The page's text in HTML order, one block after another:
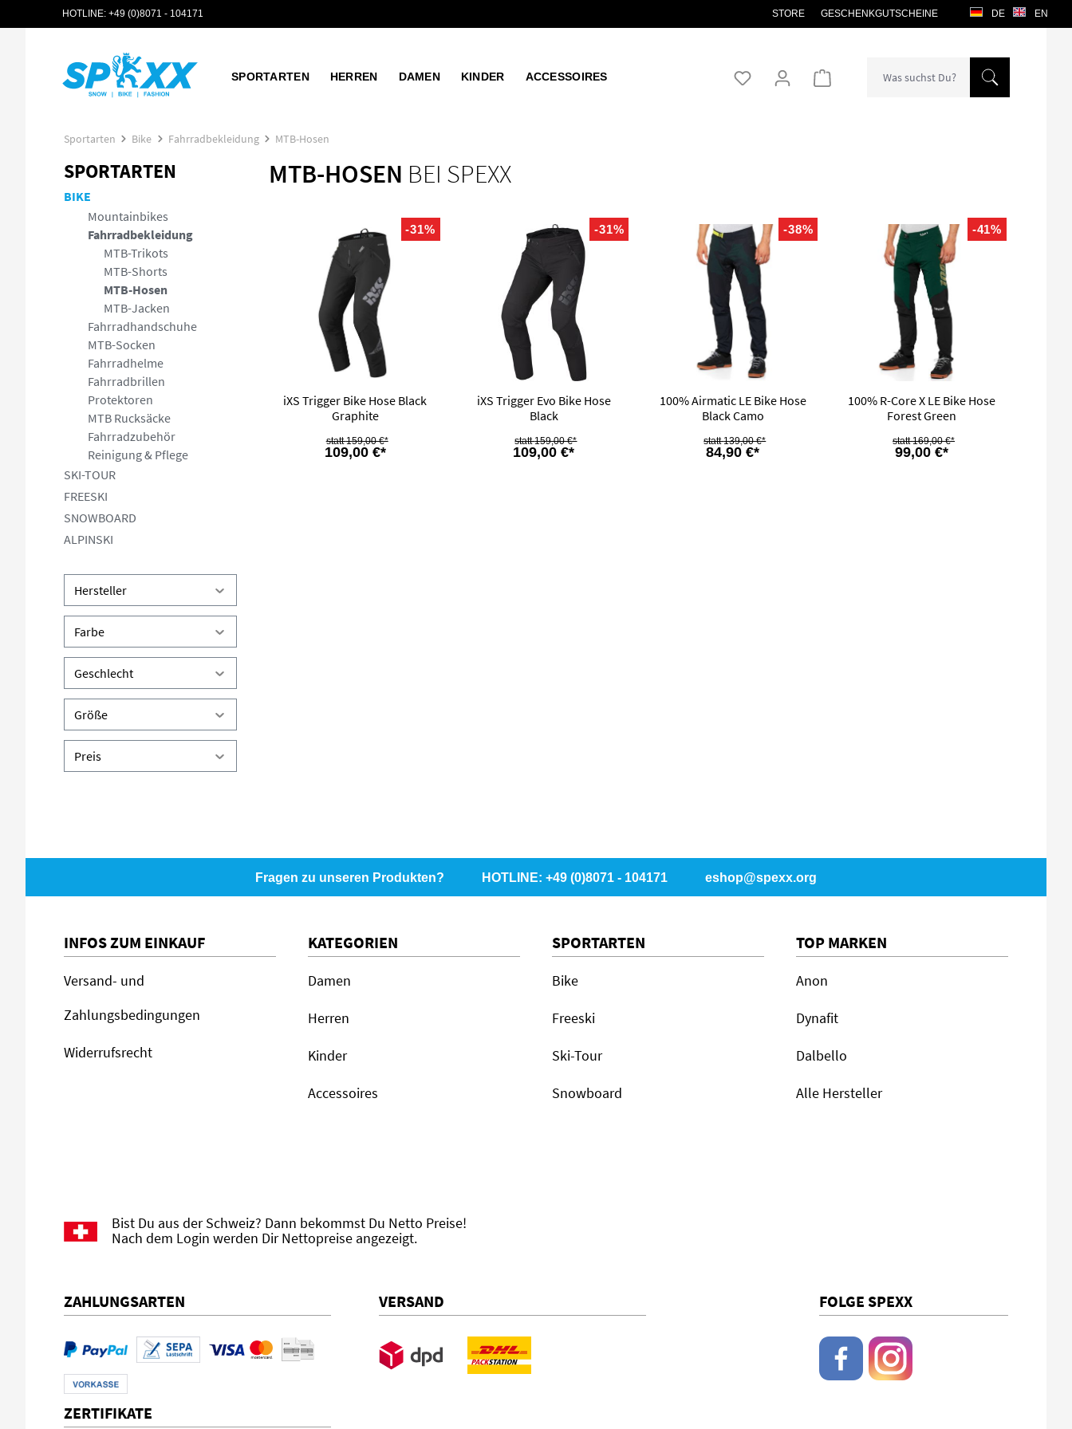
Hauptinhalt springen
Zur Suche springen
Zur Hauptnavigation springen
HOTLINE: +49 (0)8071 - 104171 DE EN
STORE GESCHENKGUTSCHEINE
Warenkorb enthält 0 Positionen. Der
SPORTARTEN HERREN DAMEN KINDER ACCESSOIRES
Sportarten Bike Fahrradbekleidung MTB-Hosen
SPORTARTEN
BIKE
Mountainbikes
Fahrradbekleidung
MTB-Trikots
MTB-Shorts
MTB-Hosen
MTB-Jacken
Fahrradhandschuhe
MTB-Socken
Fahrradhelme
Fahrradbrillen
Protektoren
MTB Rucksäcke
Fahrradzubehör
Reinigung & Pflege
SKI-TOUR
FREESKI
SNOWBOARD
ALPINSKI
Hersteller
Farbe
Geschlecht
Größe
Preis
MTB-HOSEN BEI SPEXX
-31%
iXS Trigger Bike Hose Black
Graphite
109,00 €*
159,00 €*
-31%
iXS Trigger Evo Bike Hose
Black
109,00 €*
159,00 €*
-38%
100% Airmatic LE Bike Hose
Black Camo
84,90 €*
139,00 €*
-41%
100% R-Core X LE Bike Hose
Forest Green
99,00 €*
169,00 €*
Fragen zu unseren Produkten? HOTLINE: +49 (0)8071 - 104171 eshop@spexx.org
INFOS ZUM EINKAUF
Versand- und
Zahlungsbedingungen
Widerrufsrecht
KATEGORIEN
Damen
Herren
Kinder
Accessoires
SPORTARTEN
Bike
Freeski
Ski-Tour
Snowboard
TOP MARKEN
Anon
Dynafit
Dalbello
Alle Hersteller
Bist Du aus der Schweiz? Dann bekommst Du Netto Preise!
Nach dem Login werden Dir Nettopreise angezeigt.
ZAHLUNGSARTEN
ZERTIFIKATE
VERSAND FOLGE SPEXX